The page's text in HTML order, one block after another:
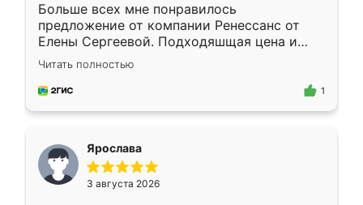
Больше всех мне понравилось
предложение от компании Ренессанс от
Елены Сергеевой. Подходяшщая цена и
короткие сроки изготовления. Приехавший
для замера сотрудник Владислав
предложил по моему эскизу самый
Читать полностью
1
Ярослава
3 августа 2026